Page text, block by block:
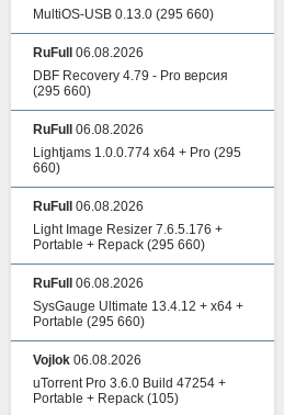
MultiOS-USB 0.13.0 (295 660)
RuFull
06.08.2026
DBF Recovery 4.79 - Pro версия
(295 660)
RuFull
06.08.2026
Lightjams 1.0.0.774 x64 + Pro (295
660)
RuFull
06.08.2026
Light Image Resizer 7.6.5.176 +
Portable + Repack (295 660)
RuFull
06.08.2026
SysGauge Ultimate 13.4.12 + x64 +
Portable (295 660)
Vojlok 06.08.2026
uTorrent Pro 3.6.0 Build 47254 +
Portable + Repack (105)